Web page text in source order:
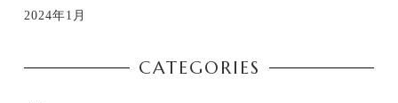
2024年1月
CATEGORIES